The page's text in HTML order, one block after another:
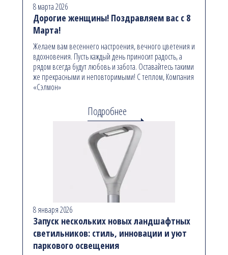
8 марта 2026
Дорогие женщины! Поздравляем вас с 8
Марта!
Желаем вам весеннего настроения, вечного цветения и
вдохновения. Пусть каждый день приносит радость, а
рядом всегда будут любовь и забота. Оставайтесь такими
же прекрасными и неповторимыми! С теплом, Компания
«Сэлмон»
Подробнее
8 января 2026
Запуск нескольких новых ландшафтных
светильников: стиль, инновации и уют
паркового освещения